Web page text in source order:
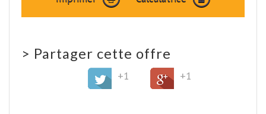
> Partager cette offre
+1 +1